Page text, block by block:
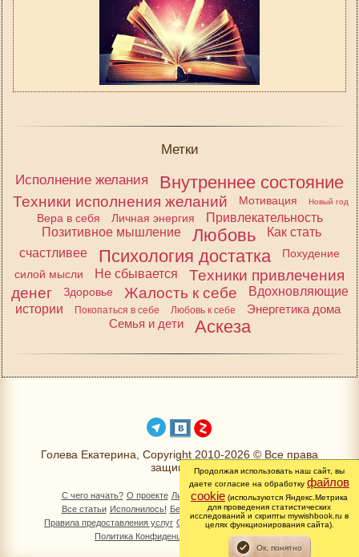
Метки
Исполнение желания
Внутреннее состояние
Техники исполнения желаний Мотивация Новый год
Вера в себя Личная энергия
Привлекательность
Позитивное мышление
Любовь
Как стать
счастливее
Психология достатка
Похудение
силой мысли
Не сбывается
Техники привлечения
денег
Здоровье Жалость к себе
Вдохновляющие
истории
Покопаться в себе Любовь к себе
Энергетика дома
Семья и дети
Аскеза
Голева Екатерина, Copyright 2010-2026 © Все права
защищены
С чего начать? О проекте Личный раздел Книга Желаний
Все статьи Исполнилось! Бесплатно! Изменимся вместе
Правила предоставления услуг Обработка персональных данных
Политика Конфиденциальности
Контакты
Продолжая использовать наш сайт, вы
даете согласие на обработку файлов
cookie (используются Яндекс.Метрика
для проведения статистических
исследований и скрипты mywishbook.ru в
целях функционирования сайта).